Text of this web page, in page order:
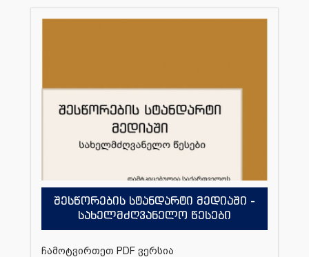
შესწორების სტანდარტი მედიაში -
სახელმძღვანელო წესები
ჩამოტვირთეთ PDF ვერსია